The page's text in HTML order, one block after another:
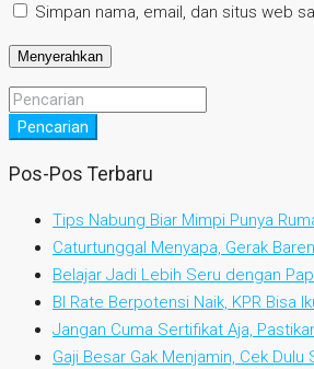
Simpan nama, email, dan situs web
Pencarian
Pos-Pos Terbaru
Tips Nabung Biar Mimpi Punya
Caturtunggal Menyapa, Gerak
Belajar Jadi Lebih Seru dengan
BI Rate Berpotensi Naik, KPR Bisa
Jangan Cuma Sertifikat Aja,
Gaji Besar Gak Menjamin, Cek Dulu